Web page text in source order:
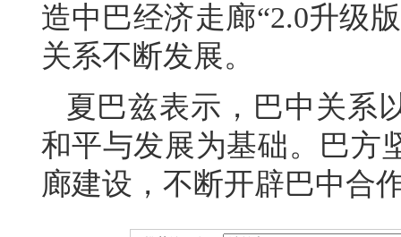
造中巴经济走廊“2.0升级
关系不断发展。
夏巴兹表示，巴中关系
和平与发展为基础。巴方
廊建设，不断开辟巴中合